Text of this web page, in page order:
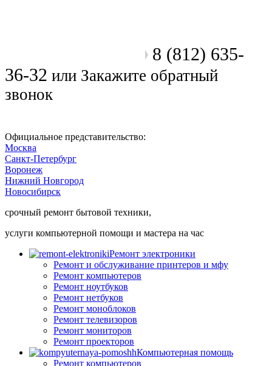
8 (812) 635-
36-32 или Закажите обратный
звонок
Официальное представительство:
Москва
Санкт-Петербург
Воронеж
Нижний Новгород
Новосибирск
срочный ремонт бытовой техники,
услуги компьютерной помощи и мастера на час
Ремонт электроники
Ремонт и обслуживание принтеров и мфу
Ремонт компьютеров
Ремонт ноутбуков
Ремонт нетбуков
Ремонт моноблоков
Ремонт телевизоров
Ремонт мониторов
Ремонт проекторов
Компьютерная помощь
Ремонт компьютеров